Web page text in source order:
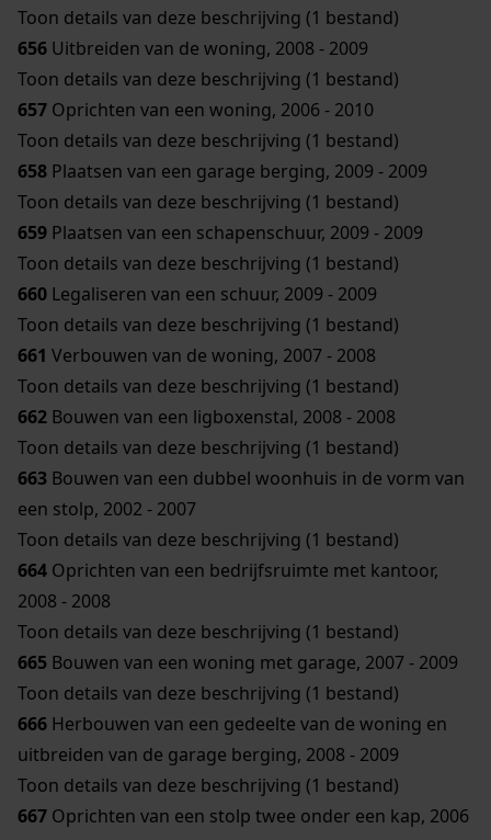
Toon details van deze beschrijving (1 bestand)
656 Uitbreiden van de woning, 2008 - 2009
Toon details van deze beschrijving (1 bestand)
657 Oprichten van een woning, 2006 - 2010
Toon details van deze beschrijving (1 bestand)
658 Plaatsen van een garage berging, 2009 - 2009
Toon details van deze beschrijving (1 bestand)
659 Plaatsen van een schapenschuur, 2009 - 2009
Toon details van deze beschrijving (1 bestand)
660 Legaliseren van een schuur, 2009 - 2009
Toon details van deze beschrijving (1 bestand)
661 Verbouwen van de woning, 2007 - 2008
Toon details van deze beschrijving (1 bestand)
662 Bouwen van een ligboxenstal, 2008 - 2008
Toon details van deze beschrijving (1 bestand)
663 Bouwen van een dubbel woonhuis in de vorm van
een stolp, 2002 - 2007
Toon details van deze beschrijving (1 bestand)
664 Oprichten van een bedrijfsruimte met kantoor,
2008 - 2008
Toon details van deze beschrijving (1 bestand)
665 Bouwen van een woning met garage, 2007 - 2009
Toon details van deze beschrijving (1 bestand)
666 Herbouwen van een gedeelte van de woning en
uitbreiden van de garage berging, 2008 - 2009
Toon details van deze beschrijving (1 bestand)
667 Oprichten van een stolp twee onder een kap, 2006